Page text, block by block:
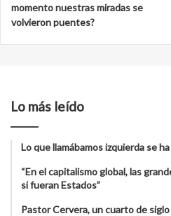
momento nuestras miradas se
volvieron puentes?
Lo más leído
Lo que llamábamos izquierda se
“En el capitalismo global, las
si fueran Estados”
Pastor Cervera, un cuarto de